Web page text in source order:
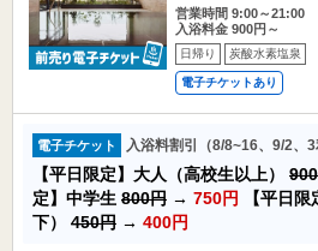
営業時間 9:00～21:00
入浴料金 900円～
日帰り 炭酸水素塩泉
電子チケットあり
電子チケット 入浴料割引（8/8~16、9/2、3
【平日限定】大人（高校生以上）
定】中学生 800円 → 750円
【平日
下） 450円 → 400円